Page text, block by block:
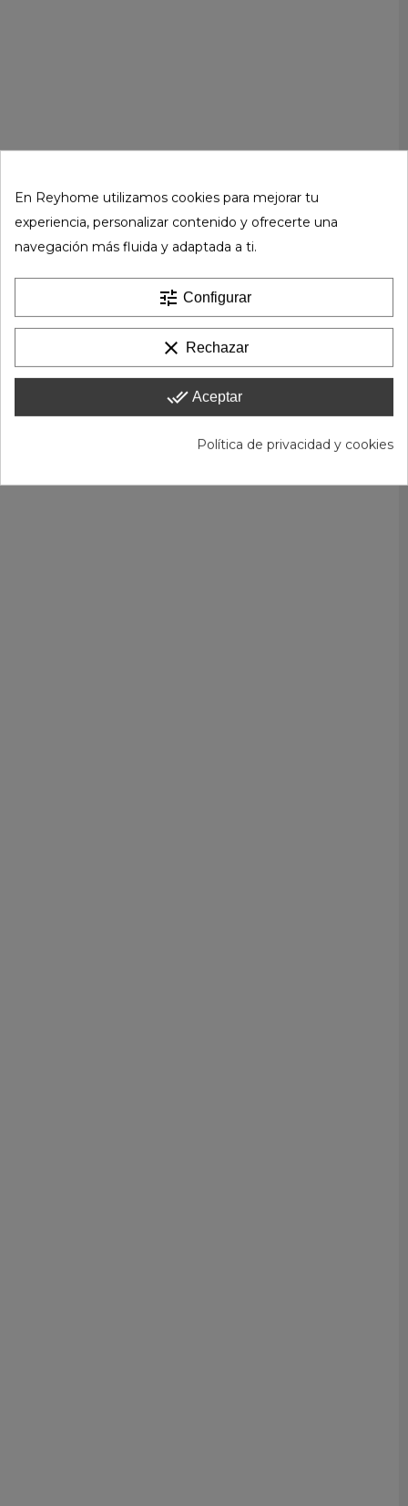
En Reyhome utilizamos cookies para mejorar tu
experiencia, personalizar contenido y ofrecerte una
navegación más fluida y adaptada a ti.
tune Configurar
clear Rechazar
done_all Aceptar
Política de privacidad y cookies